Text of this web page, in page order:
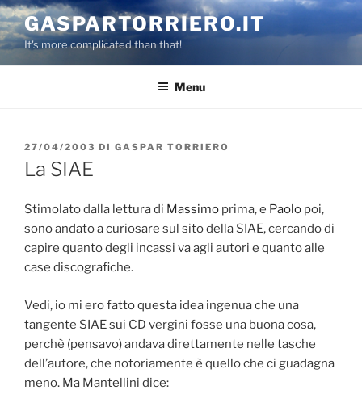
Salta
al
contenuto
GASPARTORRIERO.IT
It's more complicated than that!
Menu
PUBBLICATO
IL
27/04/2003 DI GASPAR TORRIERO
La SIAE
Stimolato dalla lettura di Massimo prima, e Paolo poi,
sono andato a curiosare sul sito della SIAE, cercando di
capire quanto degli incassi va agli autori e quanto alle
case discografiche.
Vedi, io mi ero fatto questa idea ingenua che una
tangente SIAE sui CD vergini fosse una buona cosa,
perchè (pensavo) andava direttamente nelle tasche
dell’autore, che notoriamente è quello che ci guadagna
meno. Ma Mantellini dice: